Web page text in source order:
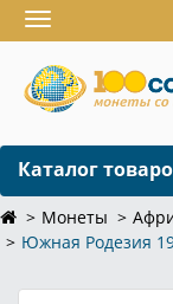
Toggle
navigation
Каталог
Монеты
Южная Родезия